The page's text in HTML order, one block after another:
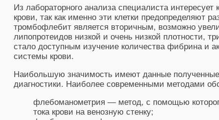
Из лабораторного анализа специалиста
крови, так как именно эти клетки предопределяют
тромбофлебит является вторичным, возможно
липопротеидов низкой и очень низкой плотности,
стало доступным изучение количества фибрина и
системы крови.
Наибольшую значимость имеют данные
диагностики. Наиболее современными методами
флебоманометрия — метод, с помощью
тока крови на венозную стенку;